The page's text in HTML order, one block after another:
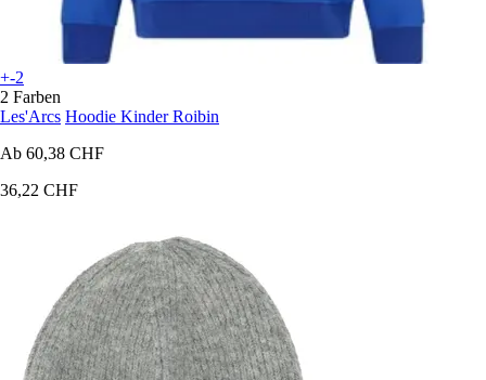
+-2
2 Farben
Les'Arcs Hoodie Kinder Roibin
Ab 60,38 CHF
36,22 CHF